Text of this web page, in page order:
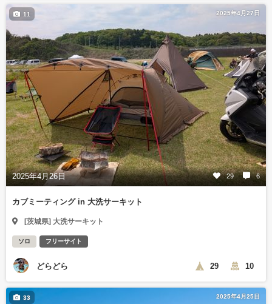
2025年4月27日
2025年4月26日 29 6
11
カブミーティング in 大洗サーキット
[茨城県] 大洗サーキット
ソロ フリーサイト
どらどら 29 10
2025年4月25日
33